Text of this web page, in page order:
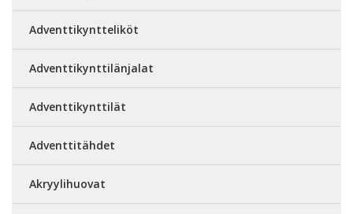
Adventtikyntteliköt
Adventtikynttilänjalat
Adventtikynttilät
Adventtitähdet
Akryylihuovat